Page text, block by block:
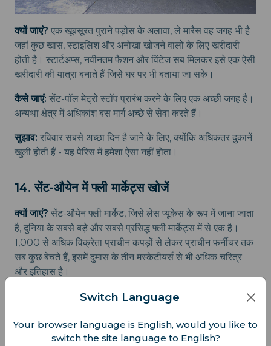
क्यों जाएं? एक खूबसूरत पुराने पड़ोस के अलावा, ले मारैस वह जगह भी है
जहां कुछ खास, स्टाइलिश और अनोखा खोजने वालों के लिए खरीदारी
होती है। स्टार्टअप्स, नवीनतम फैशन और विंटेज सब मिलकर इसे एक ऐसी
खरीदारी की यात्रा बनाते हैं जिसे घर पर भी बताया जा सके।
कैसे जाएं: सेंट-पॉल मेट्रो स्टॉप प्रारंभ करने के लिए एक अच्छी जगह है।
अन्यथा क्षेत्र में अधिकांश बस मार्ग अच्छे से सेवा करते हैं।
सुझाव: रविवार सबसे अच्छा दिन है जाने के लिए, क्योंकि अधिकतर दुकानें
खुली होती हैं - यह पेरिस में हमेशा ऐसा नहीं होता।
14. सेंट-औयेन में फ्ली मार्केट्स खोजें
क्यों जाएं? सेंट-औयेन फ्ली मार्केट, जिसे लेस प्यूकेस के रूप में जाना जाता
है, दुनिया के सबसे बड़े और सबसे प्रसिद्ध फ्ली मार्केट्स में से एक है।
1,000 से अधिक विक्रेता प्राचीन कपड़ों से लेकर प्राचीन फर्नीचर तक
सब कुछ बेचते हैं, इसमें दुमास के तीन मस्केटीयर्स से भी अधिक चरित्र
और इतिहास है।
मोंटमार्ट्रे के उत्तर में स्थित, इसे पोर्ट डे क्लिग्नानकोर्ट मेट्रो
Switch Language
Your browser language is English, would you like to
switch the site language to English?